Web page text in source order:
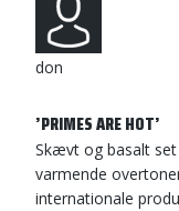
don
’PRIMES ARE HOT’
Skævt og basalt
varmende
internationale